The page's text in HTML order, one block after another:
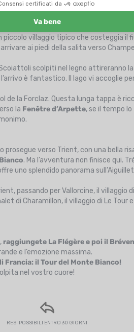
roccioso e aspro. Dallo chalet
piccolo villaggio tipico che costeggia il
ai piedi della salita verso
scolpiti nel legno attireranno la
è fantastico. Il lago vi accoglie
de la Forclaz. Questa lunga tappa è
la Fenêtre d’Arpette, se il tempo lo
verso Trient, con una bella
. Ma l’avventura non finisce qui.
uno splendido panorama
passando per Vallorcine, il villaggio di
di Charamillon, il villaggio di Le Tour
raggiungete La Flégère e poi il
e l’emozione massima.
Francia: il Tour del Monte Bianco!
nel vostro cuore!
RESI POSSIBILI ENTRO 30 GIORNI